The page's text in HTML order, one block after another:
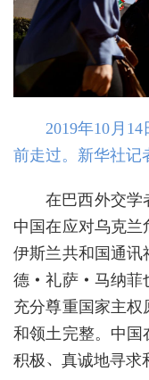
2019年10月
前走过。新华社记
在巴西外交
中国在应对乌克兰
伊斯兰共和国通讯
德·礼萨·马纳菲
充分尊重国家主权
和领土完整。中国
积极、真诚地寻求